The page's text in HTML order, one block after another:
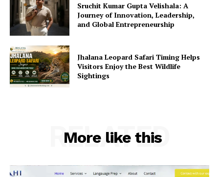
Sruchit Kumar Gupta Velishala: A
Journey of Innovation, Leadership,
and Global Entrepreneurship
Jhalana Leopard Safari Timing Helps
Visitors Enjoy the Best Wildlife
Sightings
More like this
RELATED